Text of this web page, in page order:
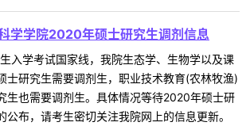
学学院2020年硕士研究生调剂信息
入学考试国家线，我院生态学、生物学以及课
士研究生需要调剂生，职业技术教育(农林牧渔)
生也需要调剂生。具体情况等待2020年硕士研
公布，请考生密切关注我院网上的信息更新。